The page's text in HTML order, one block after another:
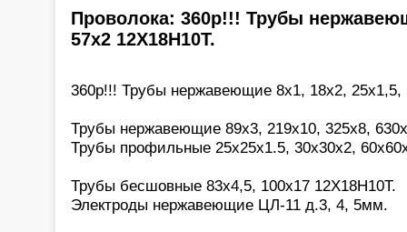
Проволока: 360р!!! Трубы
57х2 12Х18Н10Т.
360р!!! Трубы нержавеющие 8х1, 18х2, 25х1,5,
Трубы нержавеющие 89х3, 219х10, 325х8,
Трубы профильные 25х25х1.5, 30х30х2,
Трубы бесшовные 83х4,5, 100х17 12Х18Н10Т.
Электроды нержавеющие ЦЛ-11 д.3, 4, 5мм.